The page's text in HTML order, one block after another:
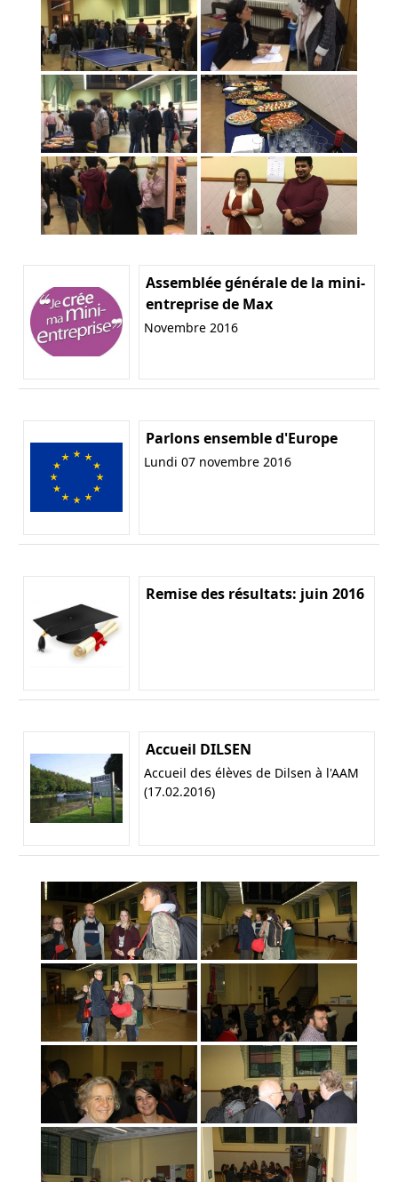
Assemblée générale de la mini-
entreprise de Max
Novembre 2016
Parlons ensemble d'Europe
Lundi 07 novembre 2016
Remise des résultats: juin 2016
Accueil DILSEN
Accueil des élèves de Dilsen à l'AAM
(17.02.2016)